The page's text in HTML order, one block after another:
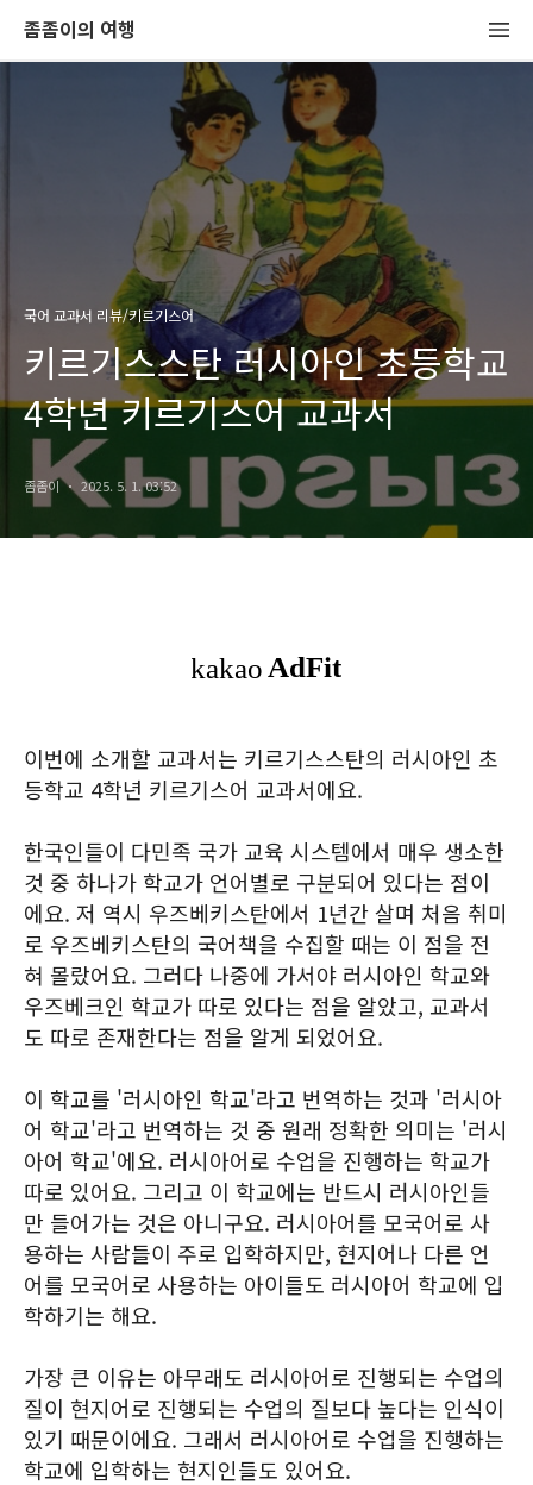
좀좀이의 여행
국어 교과서 리뷰/키르기스어
키르기스스탄 러시아인 초등학교
4학년 키르기스어 교과서
좀좀이 2025. 5. 1. 03:52
이번에 소개할 교과서는 키르기스스탄의 러시아인 초
등학교 4학년 키르기스어 교과서에요.
한국인들이 다민족 국가 교육 시스템에서 매우 생소한
것 중 하나가 학교가 언어별로 구분되어 있다는 점이
에요. 저 역시 우즈베키스탄에서 1년간 살며 처음 취미
로 우즈베키스탄의 국어책을 수집할 때는 이 점을 전
혀 몰랐어요. 그러다 나중에 가서야 러시아인 학교와
우즈베크인 학교가 따로 있다는 점을 알았고, 교과서
도 따로 존재한다는 점을 알게 되었어요.
이 학교를 '러시아인 학교'라고 번역하는 것과 '러시아
어 학교'라고 번역하는 것 중 원래 정확한 의미는 '러시
아어 학교'에요. 러시아어로 수업을 진행하는 학교가
따로 있어요. 그리고 이 학교에는 반드시 러시아인들
만 들어가는 것은 아니구요. 러시아어를 모국어로 사
용하는 사람들이 주로 입학하지만, 현지어나 다른 언
어를 모국어로 사용하는 아이들도 러시아어 학교에 입
학하기는 해요.
가장 큰 이유는 아무래도 러시아어로 진행되는 수업의
질이 현지어로 진행되는 수업의 질보다 높다는 인식이
있기 때문이에요. 그래서 러시아어로 수업을 진행하는
학교에 입학하는 현지인들도 있어요.